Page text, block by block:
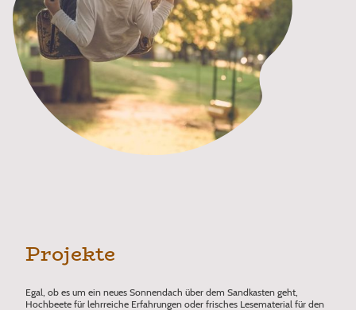
Projekte
Egal, ob es um ein neues Sonnendach über dem Sandkasten geht,
Hochbeete für lehrreiche Erfahrungen oder frisches Lesematerial für den